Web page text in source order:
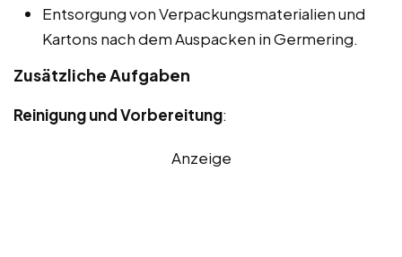
Entsorgung von Verpackungsmaterialien und
Kartons nach dem Auspacken in Germering.
Zusätzliche Aufgaben
Reinigung und Vorbereitung:
Anzeige